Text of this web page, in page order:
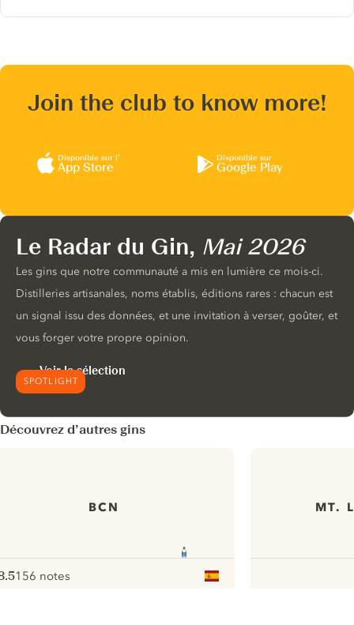
Join the club to know more!
Disponible sur l’
App Store
Disponible sur
Google Play
SPOTLIGHT
Le Radar du Gin, Mai 2026
Les gins que notre communauté a mis en lumière ce mois-ci.
Distilleries artisanales, noms établis, éditions rares : chacun est
un signal issu des données, et une invitation à verser, goûter, et
vous forger votre propre opinion.
Voir la sélection
Découvrez d’autres gins
BCN
156 notes
MT.